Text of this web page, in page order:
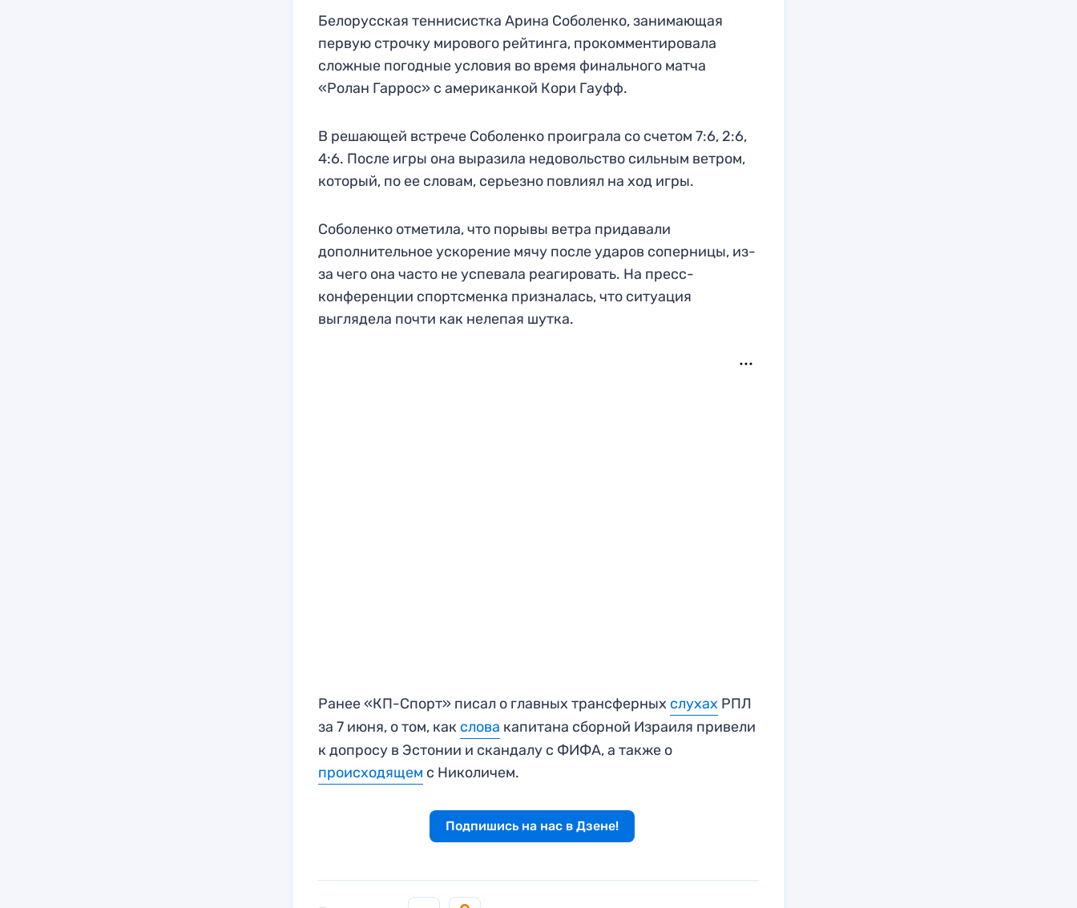
Белорусская теннисистка Арина Соболенко, занимающая
первую строчку мирового рейтинга, прокомментировала
сложные погодные условия во время финального матча
«Ролан Гаррос» с американкой Кори Гауфф.
В решающей встрече Соболенко проиграла со счетом 7:6, 2:6,
4:6. После игры она выразила недовольство сильным ветром,
который, по ее словам, серьезно повлиял на ход игры.
Соболенко отметила, что порывы ветра придавали
дополнительное ускорение мячу после ударов соперницы, из-
за чего она часто не успевала реагировать. На пресс-
конференции спортсменка призналась, что ситуация
выглядела почти как нелепая шутка.
Ранее «КП-Спорт» писал о главных трансферных слухах РПЛ
за 7 июня, о том, как слова капитана сборной Израиля привели
к допросу в Эстонии и скандалу с ФИФА, а также о
происходящем с Николичем.
Подпишись на нас в Дзене!